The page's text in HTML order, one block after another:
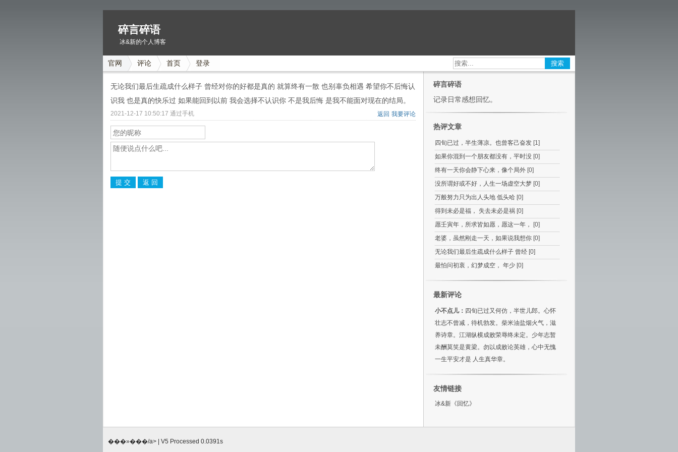
碎言碎语
冰&新的个人博客
官网 评论 首页 登录 搜索
无论我们最后生疏成什么样子 曾经对你的好都是真的 就算终有一散 也别辜负相遇 希望你不后悔认
识我 也是真的快乐过 如果能回到以前 我会选择不认识你 不是我后悔 是我不能面对现在的结局。
2021-12-17 10:50:17 通过手机 返回 我要评论
提 交 返 回
碎言碎语
记录日常感想回忆。
热评文章
四旬已过，半生薄凉。也曾客己奋发 [1]
如果你混到一个朋友都没有，平时没 [0]
终有一天你会静下心来，像个局外 [0]
没所谓好或不好，人生一场虚空大梦 [0]
万般努力只为出人头地 低头哈 [0]
得到未必是福， 失去未必是祸 [0]
愿壬寅年，所求皆如愿，愿这一年，
[0]
老婆，虽然刚走一天，如果说我想你 [0]
无论我们最后生疏成什么样子 曾经 [0]
最怕问初衷，幻梦成空， 年少 [0]
最新评论
小不点儿： 四旬已过又何仿，半世儿郎。心怀
壮志不曾减，待机勃发。柴米油盐烟火气，滋
养诗章。江湖纵横成败荣辱终未定。少年志暂
未酬莫笑是黄梁。勿以成败论英雄，心中无愧
一生平安才是 人生真华章。
友情链接
冰&新《回忆》
���»���/a> | V5 Processed 0.0391s